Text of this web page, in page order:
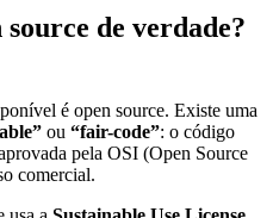
de verdade?
é open source. Existe uma
ou “fair-code”: o código
pela OSI (Open Source
comercial.